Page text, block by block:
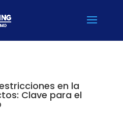
en la
Clave para el